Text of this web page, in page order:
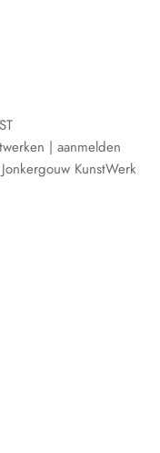
| aanmelden
KunstWerk